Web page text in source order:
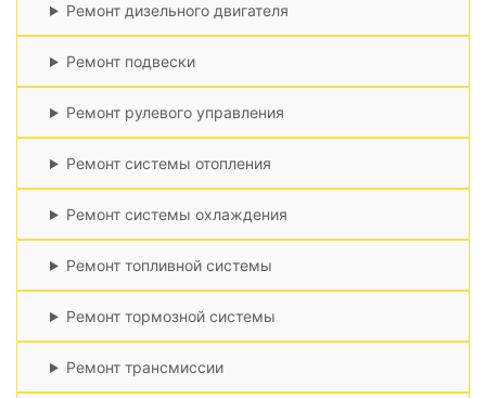
Ремонт дизельного двигателя
Ремонт подвески
Ремонт рулевого управления
Ремонт системы отопления
Ремонт системы охлаждения
Ремонт топливной системы
Ремонт тормозной системы
Ремонт трансмиссии